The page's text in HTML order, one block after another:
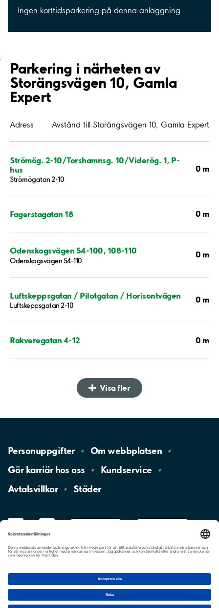
Ingen korttidsparkering på denna anläggning.
;
Parkering i närheten av
Storängsvägen 10, Gamla
Expert
Adress Avstånd till Storängsvägen 10, Gamla Expert
Strömög. 2-10/Torshamnsg. 10/Viderög. 1, P-
hus
Strömögatan 2-10
0 m
Fagerstagatan 18 0 m
Odenskogsvägen 54-100, 108-110
Odenskogsvägen 54-110
0 m
Luftskeppsgatan / Pilotgatan / Horisontvägen
Luftskeppsgatan 2-10
0 m
Rakveregatan 4-12 0 m
Visa fler
Personuppgifter Omwebbplatsen
Gör karriär hososs
Kundservice
Avtalsvillkor
Städer
Cookie-inställningar